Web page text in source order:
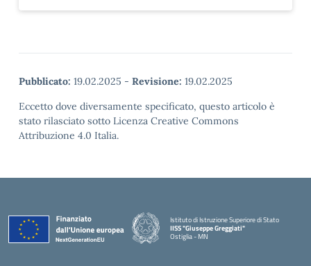
Pubblicato: 19.02.2025 - Revisione: 19.02.2025
Eccetto dove diversamente specificato, questo articolo è
stato rilasciato sotto Licenza Creative Commons
Attribuzione 4.0 Italia.
Istituto di Istruzione Superiore di Stato
IISS "Giuseppe Greggiati"
Ostiglia - MN